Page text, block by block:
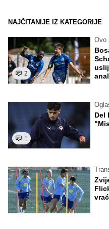
NAJČITANIJE IZ KATEGORIJE
2
Ovo
1
Del